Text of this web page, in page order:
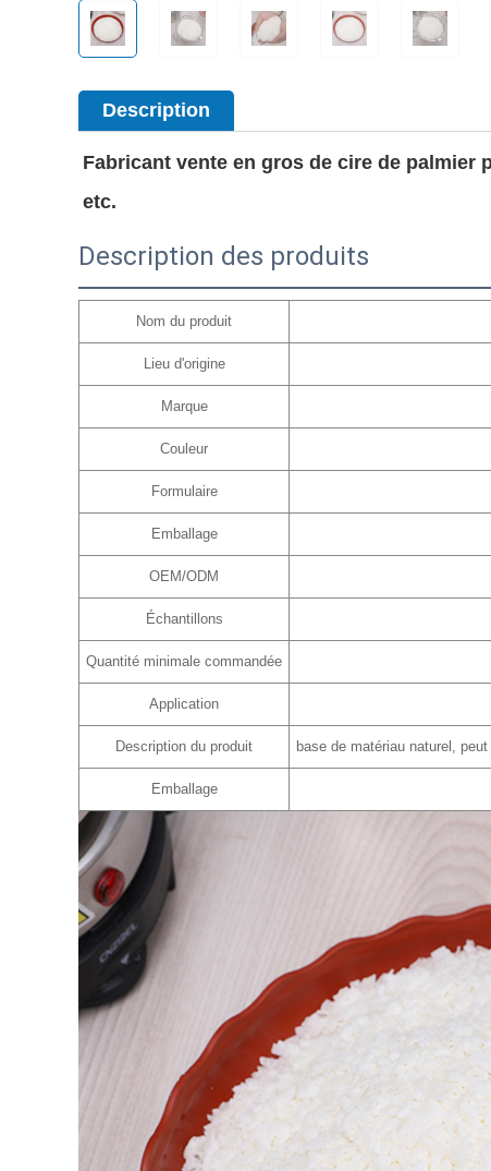
Description
Fabricant vente en gros de cire de palmier
etc.
Description des produits
Nom du produit
Lieu d'origine
Marque
Couleur
Formulaire
Emballage
OEM/ODM
Échantillons
Quantité minimale commandée
Application
Description du produit base de matériau naturel,
Emballage